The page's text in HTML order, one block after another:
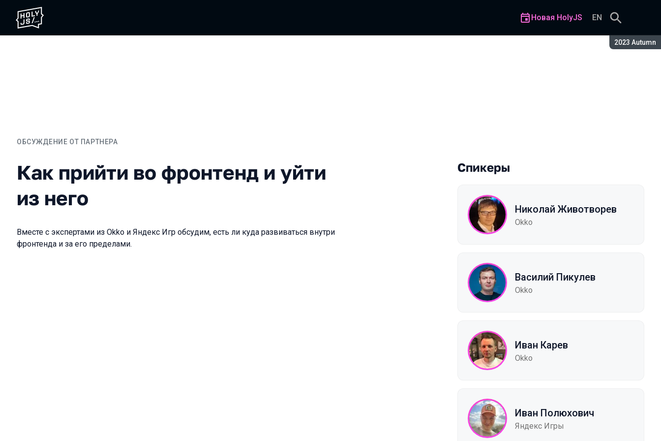
Сезон:
2023 Autumn
Новая HolyJS EN
ОБСУЖДЕНИЕ ОТ ПАРТНЕРА
Как прийти во фронтенд и уйти из него
Как прийти во фронтенд и уйти
из него
Вместе с экспертами из Okko и Яндекс Игр обсудим, есть ли куда развиваться внутри
фронтенда и за его пределами.
Спикеры
Николай Животворев
Okko
Василий Пикулев
Okko
Иван Карев
Okko
Иван Полюхович
Яндекс Игры